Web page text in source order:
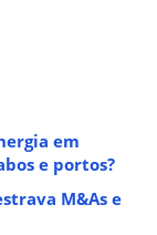
em
e portos?
M&As e